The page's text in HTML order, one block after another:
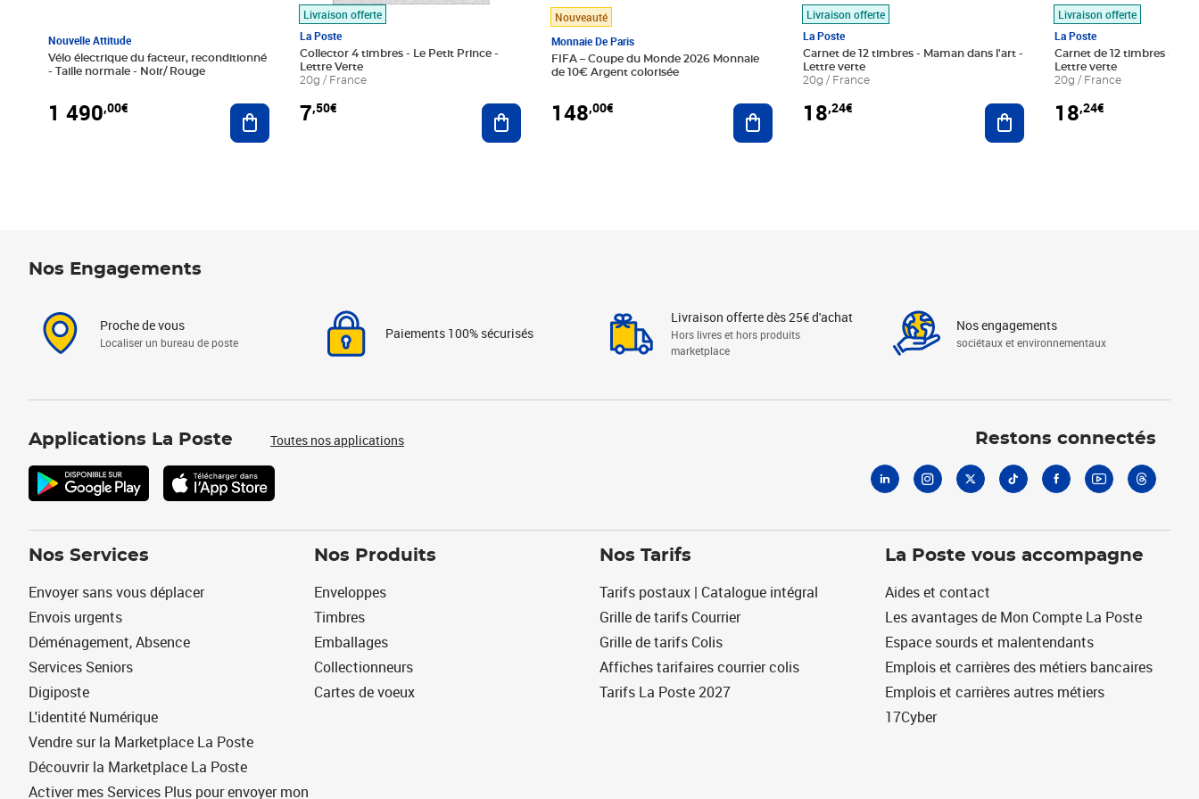
Nouvelle Attitude
Vélo électrique du facteur, reconditionné
- Taille normale - Noir/ Rouge
1 490,00€ Ajouter au panier
Livraison offerte
La Poste
Collector 4 timbres - Le Petit Prince -
Lettre Verte
20g / France
7,50€ Ajouter au panier
Nouveauté
Monnaie De Paris
FIFA – Coupe du Monde 2026 Monnaie
de 10€ Argent colorisée
148,00€ Ajouter au panier
Livraison offerte
La Poste
Carnet de 12 timbres - Maman dans l'art -
Lettre verte
20g / France
18,24€ Ajouter au panier
Livraison offerte
La Poste
Carnet de 12 timbres - Le
Lettre verte
20g / France
18,24€
Nos Engagements
Proche de vous
Localiser un bureau de poste
Paiements 100% sécurisés
Livraison offerte dès 25€ d'achat
Hors livres et hors produits
marketplace
Nos engagements
sociétaux et environnementaux
Applications La Poste Toutes nos applications Restons connectés
Nos Services
Envoyer sans vous déplacer
Envois urgents
Déménagement, Absence
Services Seniors
Digiposte
L'identité Numérique
Vendre sur la Marketplace La Poste
Découvrir la Marketplace La Poste
Activer mes Services Plus pour envoyer mon
Nos Produits
Enveloppes
Timbres
Emballages
Collectionneurs
Cartes de voeux
Nos Tarifs
Tarifs postaux | Catalogue intégral
Grille de tarifs Courrier
Grille de tarifs Colis
Affiches tarifaires courrier colis
Tarifs La Poste 2027
La Poste vous accompagne
Aides et contact
Les avantages de Mon Compte La Poste
Espace sourds et malentendants
Emplois et carrières des métiers bancaires
Emplois et carrières autres métiers
17Cyber